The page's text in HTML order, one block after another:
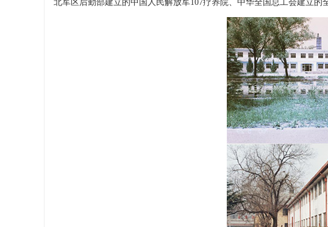
北军区后勤部建立的中国人民解放军107疗养院、中华全国总工会建立